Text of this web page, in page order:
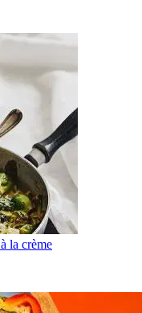
la crème